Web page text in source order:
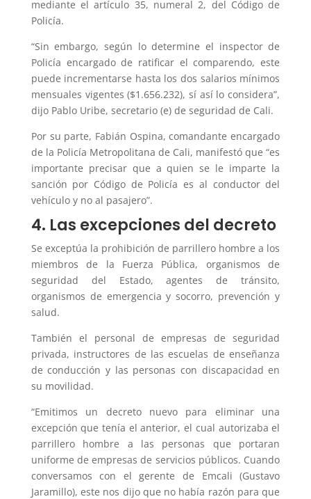
mediante el artículo 35, numeral 2, del Código de
Policía.
“Sin embargo, según lo determine el inspector de
Policía encargado de ratificar el comparendo, este
puede incrementarse hasta los dos salarios mínimos
mensuales vigentes ($1.656.232), sí así lo considera”,
dijo Pablo Uribe, secretario (e) de seguridad de Cali.
Por su parte, Fabián Ospina, comandante encargado
de la Policía Metropolitana de Cali, manifestó que “es
importante precisar que a quien se le imparte la
sanción por Código de Policía es al conductor del
vehículo y no al pasajero”.
4. Las excepciones del decreto
Se exceptúa la prohibición de parrillero hombre a los
miembros de la Fuerza Pública, organismos de
seguridad del Estado, agentes de tránsito,
organismos de emergencia y socorro, prevención y
salud.
También el personal de empresas de seguridad
privada, instructores de las escuelas de enseñanza
de conducción y las personas con discapacidad en
su movilidad.
“Emitimos un decreto nuevo para eliminar una
excepción que tenía el anterior, el cual autorizaba el
parrillero hombre a las personas que portaran
uniforme de empresas de servicios públicos. Cuando
conversamos con el gerente de Emcali (Gustavo
Jaramillo), este nos dijo que no había razón para que